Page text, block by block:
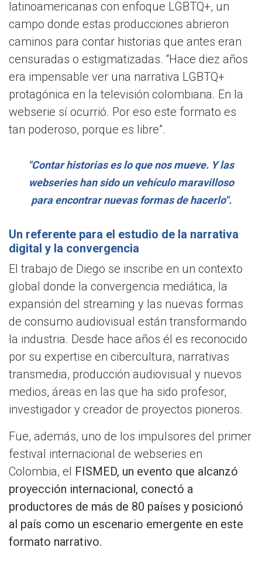
latinoamericanas con enfoque LGBTQ+, un
campo donde estas producciones abrieron
caminos para contar historias que antes eran
censuradas o estigmatizadas. “Hace diez años
era impensable ver una narrativa LGBTQ+
protagónica en la televisión colombiana. En la
webserie sí ocurrió. Por eso este formato es
tan poderoso, porque es libre”.
"Contar historias es lo que nos mueve. Y las
webseries han sido un vehículo maravilloso
para encontrar nuevas formas de hacerlo".
Un referente para el estudio de la narrativa
digital y la convergencia
El trabajo de Diego se inscribe en un contexto
global donde la convergencia mediática, la
expansión del streaming y las nuevas formas
de consumo audiovisual están transformando
la industria. Desde hace años él es reconocido
por su expertise en cibercultura, narrativas
transmedia, producción audiovisual y nuevos
medios, áreas en las que ha sido profesor,
investigador y creador de proyectos pioneros.
Fue, además, uno de los impulsores del primer
festival internacional de webseries en
Colombia, el FISMED, un evento que alcanzó
proyección internacional, conectó a
productores de más de 80 países y posicionó
al país como un escenario emergente en este
formato narrativo.